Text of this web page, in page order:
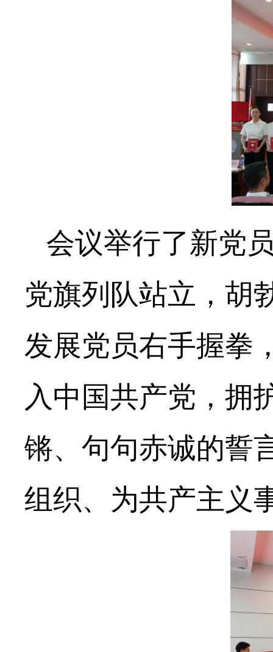
会议举行了新党
党旗列队站立，胡
发展党员右手握拳
入中国共产党，
锵、句句赤诚的誓
组织、为共产主义